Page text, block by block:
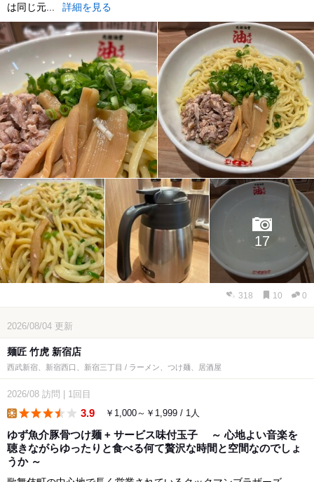
は同じ元...
詳細を見る
17
318 10 0
2026/08/04 更新
麺匠 竹虎 新宿店
西武新宿、新宿西口、新宿三丁目 / ラーメン、つけ麺、居酒屋
2026/08 訪問 1回目
3.9 ￥1,000～￥1,999 / 1人
ゆず魚介豚骨つけ麺 + サービス味付玉子 ～ 心地よい音楽を
聴きながらゆったりと食べる何て贅沢な時間と空間なのでしょ
うか ～